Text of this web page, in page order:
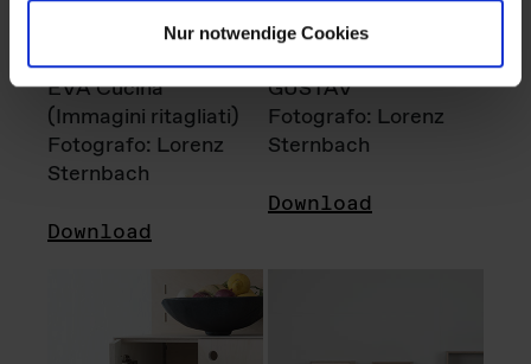
Nur notwendige Cookies
EVA Cucina
(Immagini ritagliati)
Fotografo: Lorenz
Sternbach
Download
GUSTAV
Fotografo: Lorenz
Sternbach
Download